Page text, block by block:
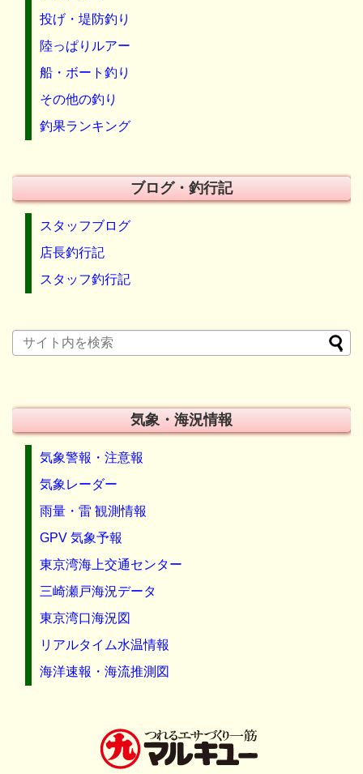
投げ・堤防釣り
陸っぱりルアー
船・ボート釣り
その他の釣り
釣果ランキング
ブログ・釣行記
スタッフブログ
店長釣行記
スタッフ釣行記
気象・海況情報
気象警報・注意報
気象レーダー
雨量・雷 観測情報
GPV 気象予報
東京湾海上交通センター
三崎瀬戸海況データ
東京湾口海況図
リアルタイム水温情報
海洋速報・海流推測図